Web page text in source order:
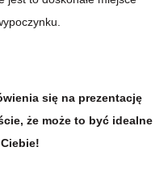
się na prezentację
że może to być idealne